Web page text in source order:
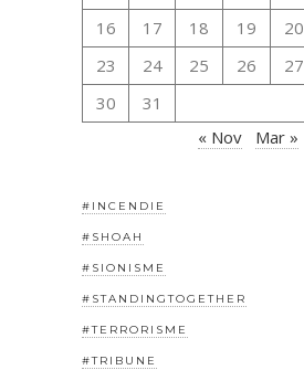
16
17 18 19 20
23
24 25 26 27
30
31
« Nov
Mar »
#INCENDIE
#SHOAH
#SIONISME
#STANDINGTOGETHER
#TERRORISME
#TRIBUNE